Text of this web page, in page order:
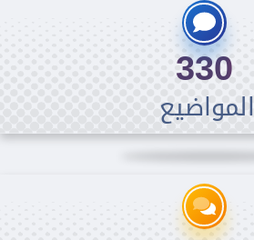
المواضيع
330